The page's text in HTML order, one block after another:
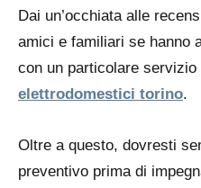
Dai un’occhiata alle
amici e familiari se hanno
con un particolare servizio
elettrodomestici torino.
Oltre a questo, dovresti
preventivo prima di